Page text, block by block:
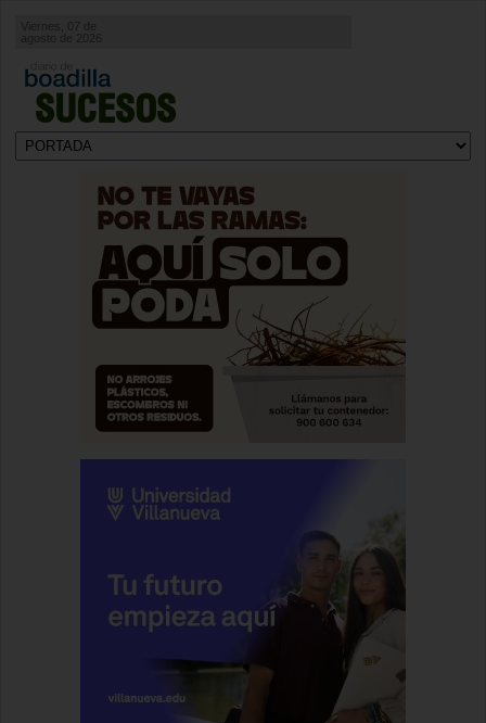
SUCESOS
agosto de 2026